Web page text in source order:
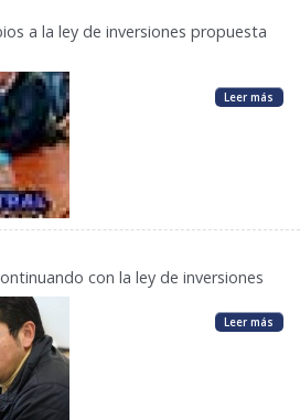
a la ley de inversiones propuesta
Leer más
con la ley de inversiones
Leer más